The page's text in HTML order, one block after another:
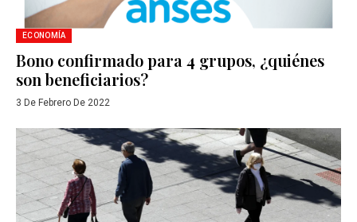
ECONOMÍA
Bono confirmado para 4 grupos, ¿quiénes
son beneficiarios?
3 De Febrero De 2022